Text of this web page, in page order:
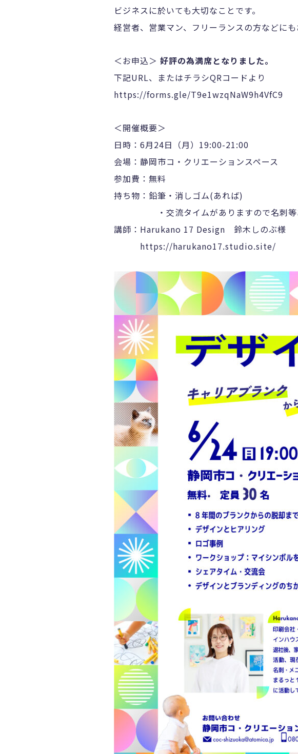
ビジネスに於いても大切なことです。
経営者、営業マン、フリーランスの方などにも
＜お申込＞ 好評の為満席となりました。
下記URL、またはチラシQRコードより
https://forms.gle/T9e1wzqNaW9h4VfC9
＜開催概要＞
日時：6月24日（月）19:00-21:00
会場：静岡市コ・クリエーションスペース
参加費：無料
持ち物：鉛筆・消しゴム(あれば)
・交流タイムがありますので名刺等
講師：Harukano 17 Design 鈴木しのぶ様
https://harukano17.studio.site/